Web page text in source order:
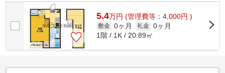
す。気になるイチオシ物件情報：「ブラ...
5.4万円 (管理費等：4,000円 )
敷金 0ヶ月 礼金 0ヶ月
1階 / 1K / 20.89㎡